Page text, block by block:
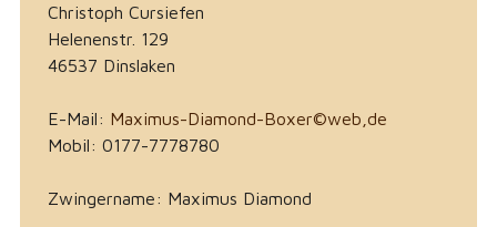
Christoph Cursiefen
Helenenstr. 129
46537 Dinslaken
E-Mail: Maximus-Diamond-Boxer©web,de
Mobil: 0177-7778780
Zwingername: Maximus Diamond